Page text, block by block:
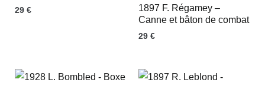
29 €
1897 F. Régamey –
Canne et bâton de combat
29 €